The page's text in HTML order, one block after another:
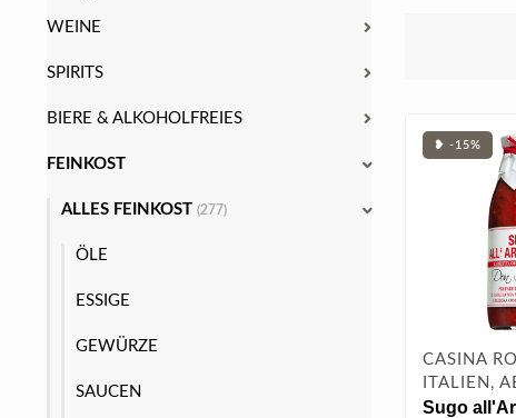
WEINE
SPIRITS
BIERE & ALKOHOLFREIES
FEINKOST
ALLES FEINKOST (277)
ÖLE
ESSIGE
GEWÜRZE
SAUCEN
❥ -15%
CASINA
ITALIEN,
Sugo